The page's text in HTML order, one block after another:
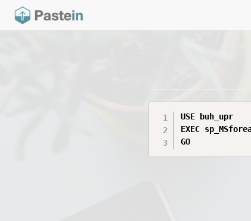
USE buh_upr
EXEC
GO